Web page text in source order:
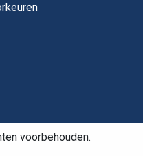
voorbehouden.